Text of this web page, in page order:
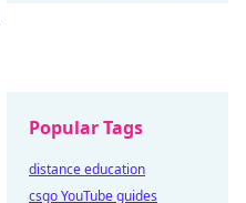
Popular Tags
distance education
csgo YouTube guides